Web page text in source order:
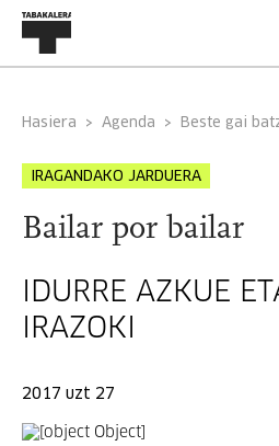
Hasiera Agenda Beste gai
IRAGANDAKO JARDUERA
Bailar por bailar
IDURRE AZKUE
IRAZOKI
2017 uzt 27